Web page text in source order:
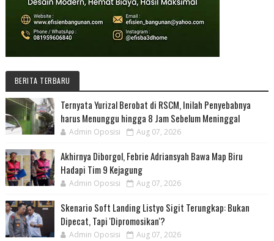
BERITA TERBARU
Ternyata Yurizal Berobat di RSCM, Inilah Penyebabnya
harus Menunggu hingga 8 Jam Sebelum Meninggal
Admin Oposisi Aug 07, 2026
Akhirnya Diborgol, Febrie Adriansyah Bawa Map Biru
Hadapi Tim 9 Kejagung
Admin Oposisi Aug 07, 2026
Skenario Soft Landing Listyo Sigit Terungkap: Bukan
Dipecat, Tapi 'Dipromosikan'?
Admin Oposisi Aug 07, 2026